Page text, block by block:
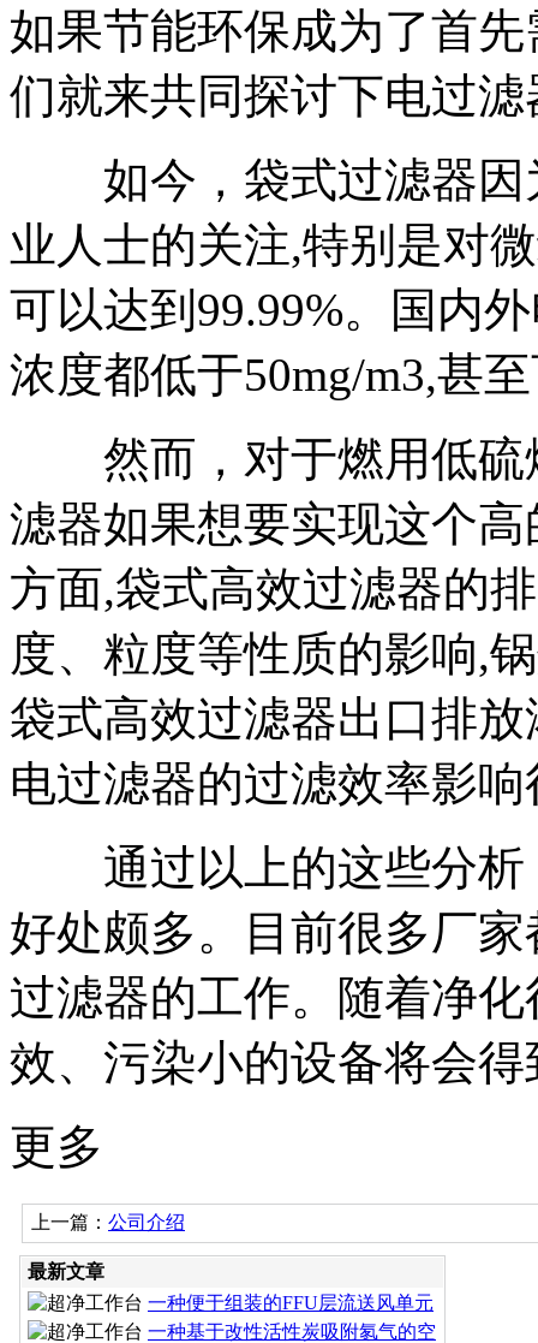
如果节能环保成为了首
们就来共同探讨下电过
如今，袋式过滤器因
业人士的关注,特别是对
可以达到99.99%。国内
浓度都低于50mg/m3,甚
然而，对于燃用低硫
滤器如果想要实现这个
方面,袋式高效过滤器的
度、粒度等性质的影响,
袋式高效过滤器出口排
电过滤器的过滤效率影响
通过以上的这些分析
好处颇多。目前很多厂
过滤器的工作。随着净
效、污染小的设备将会
更多
上一篇： 公司介绍
最新文章
一种便于组装的FFU层流送风单元
一种基于改性活性炭吸附氡气的空